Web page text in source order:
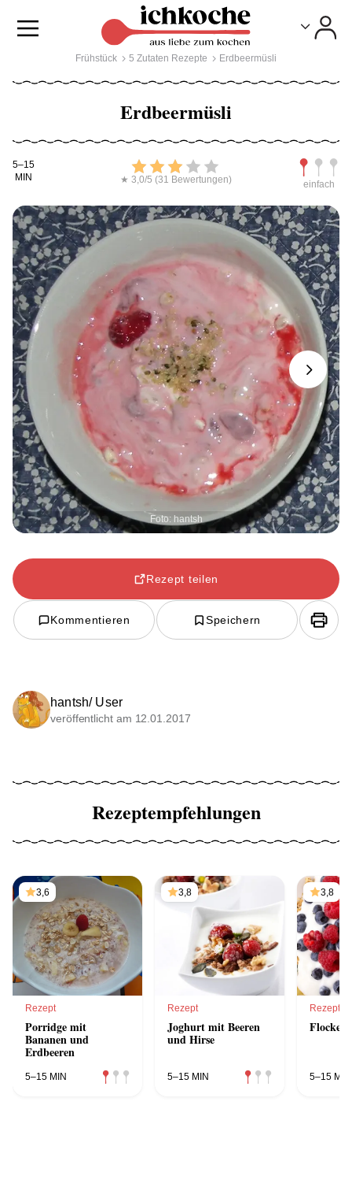
Frühstück 5 Zutaten Rezepte Erdbeermüsli
Erdbeermüsli
Kochdauer
5–15
MIN
Bewerten
★ 3,0/5 (31 Bewertungen) einfach
Foto: hantsh
Next
Rezept teilen
Kommentieren Speichern
hantsh/ User
veröffentlicht am 12.01.2017
Rezeptempfehlungen
3,6
Rezept
Porridge mit
Bananen und
Erdbeeren
5–15 MIN
3,8
Rezept
Joghurt mit Beeren
und Hirse
5–15 MIN
3,8
Rezept
5–15 MIN